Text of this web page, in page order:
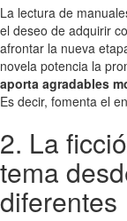
La lectura de
el deseo de adquirir
afrontar la nueva
novela potencia la
aporta agradables
Es decir, fomenta el
2. La
tema
diferentes